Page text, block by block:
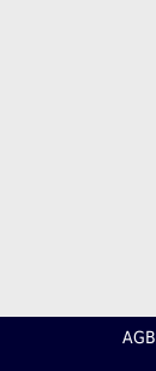
AGB